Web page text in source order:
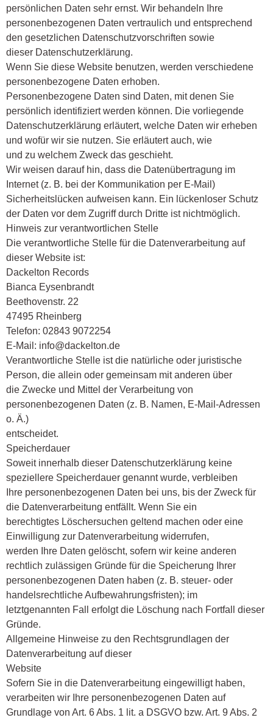
persönlichen Daten sehr ernst. Wir behandeln Ihre
personenbezogenen Daten vertraulich und entsprechend
den gesetzlichen Datenschutzvorschriften sowie
dieser Datenschutzerklärung.
Wenn Sie diese Website benutzen, werden verschiedene
personenbezogene Daten erhoben.
Personenbezogene Daten sind Daten, mit denen Sie
persönlich identifiziert werden können. Die vorliegende
Datenschutzerklärung erläutert, welche Daten wir erheben
und wofür wir sie nutzen. Sie erläutert auch, wie
und zu welchem Zweck das geschieht.
Wir weisen darauf hin, dass die Datenübertragung im
Internet (z. B. bei der Kommunikation per E-Mail)
Sicherheitslücken aufweisen kann. Ein lückenloser Schutz
der Daten vor dem Zugriff durch Dritte ist nichtmöglich.
Hinweis zur verantwortlichen Stelle
Die verantwortliche Stelle für die Datenverarbeitung auf
dieser Website ist:
Dackelton Records
Bianca Eysenbrandt
Beethovenstr. 22
47495 Rheinberg
Telefon: 02843 9072254
E-Mail: info@dackelton.de
Verantwortliche Stelle ist die natürliche oder juristische
Person, die allein oder gemeinsam mit anderen über
die Zwecke und Mittel der Verarbeitung von
personenbezogenen Daten (z. B. Namen, E-Mail-Adressen
o. Ä.)
entscheidet.
Speicherdauer
Soweit innerhalb dieser Datenschutzerklärung keine
speziellere Speicherdauer genannt wurde, verbleiben
Ihre personenbezogenen Daten bei uns, bis der Zweck für
die Datenverarbeitung entfällt. Wenn Sie ein
berechtigtes Löschersuchen geltend machen oder eine
Einwilligung zur Datenverarbeitung widerrufen,
werden Ihre Daten gelöscht, sofern wir keine anderen
rechtlich zulässigen Gründe für die Speicherung Ihrer
personenbezogenen Daten haben (z. B. steuer- oder
handelsrechtliche Aufbewahrungsfristen); im
letztgenannten Fall erfolgt die Löschung nach Fortfall dieser
Gründe.
Allgemeine Hinweise zu den Rechtsgrundlagen der
Datenverarbeitung auf dieser
Website
Sofern Sie in die Datenverarbeitung eingewilligt haben,
verarbeiten wir Ihre personenbezogenen Daten auf
Grundlage von Art. 6 Abs. 1 lit. a DSGVO bzw. Art. 9 Abs. 2